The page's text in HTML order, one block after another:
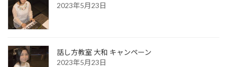
2023年5月23日
話し方教室 大和 キャンペーン
2023年5月23日